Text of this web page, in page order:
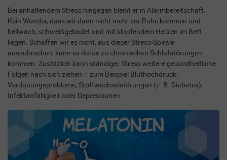
Bei anhaltendem Stress hingegen bleibt er in Alarmbereitschaft.
Kein Wunder, dass wir dann nicht mehr zur Ruhe kommen und
hellwach, schweißgebadet und mit klopfendem Herzen im Bett
liegen. Schaffen wir es nicht, aus dieser Stress-Spirale
auszubrechen, kann es daher zu chronischen Schlafstörungen
kommen. Zusätzlich kann ständiger Stress weitere gesundheitliche
Folgen nach sich ziehen – zum Beispiel Bluthochdruck,
Verdauungsprobleme, Stoffwechselstörungen (z. B. Diabetes),
Infektanfälligkeit oder Depressionen.